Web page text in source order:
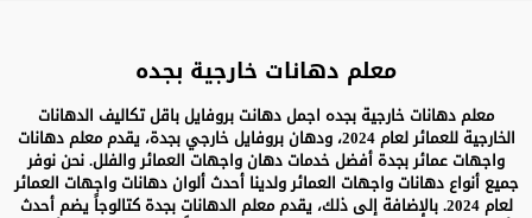
معلم دهانات خارجية بجده
معلم دهانات خارجية بجده اجمل دهانت بروفايل باقل تكاليف الدهانات
الخارجية للعمائر لعام 2024، ودهان بروفايل خارجي بجدة، يقدم معلم دهانات
واجهات عمائر بجدة أفضل خدمات دهان واجهات العمائر والفلل. نحن نوفر
جميع أنواع دهانات واجهات العمائر ولدينا أحدث ألوان دهانات واجهات العمائر
لعام 2024. بالإضافة إلى ذلك، يقدم معلم الدهانات بجدة كتالوجاً يضم أحدث